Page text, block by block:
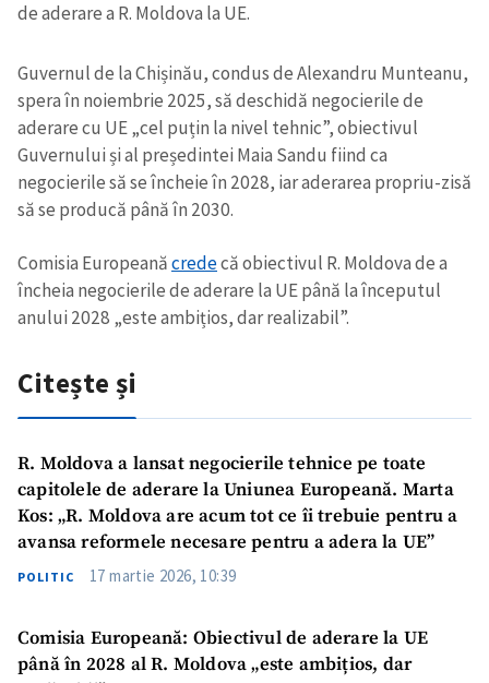
de aderare a R. Moldova la UE.
Guvernul de la Chișinău, condus de Alexandru Munteanu,
spera în noiembrie 2025, să deschidă negocierile de
aderare cu UE „cel puțin la nivel tehnic”, obiectivul
Guvernului și al președintei Maia Sandu fiind ca
negocierile să se încheie în 2028, iar aderarea propriu-zisă
să se producă până în 2030.
Comisia Europeanăcredecă obiectivul R. Moldova de a
încheia negocierile de aderare la UE până la începutul
anului 2028 „este ambițios, dar realizabil”.
Citește și
R. Moldova a lansat negocierile tehnice pe toate
capitolele de aderare la Uniunea Europeană. Marta
Kos: „R. Moldova are acum tot ce îi trebuie pentru a
avansa reformele necesare pentru a adera la UE”
POLITIC 17 martie 2026, 10:39
Comisia Europeană: Obiectivul de aderare la UE
până în 2028 al R. Moldova „este ambițios, dar